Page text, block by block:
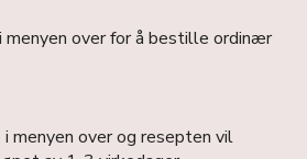
menyen over for å bestille ordinær
i menyen over og resepten vil